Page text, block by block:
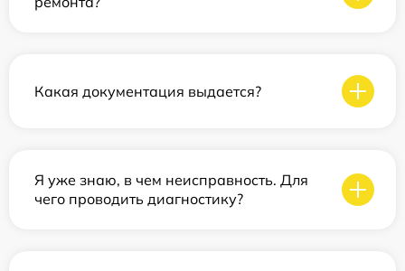
Какая документация выдается?
Я уже знаю, в чем неисправность. Для
чего проводить диагностику?